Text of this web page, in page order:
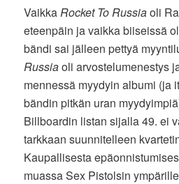
VaikkaRocket To Russiaoli
eteenpäin ja vaikka biiseissä
bändi sai jälleen pettyä
Russiaoli arvostelumenestys
mennessä myydyin albumi (ja
bändin pitkän uran
Billboardin listan sijalla 49. ei
tarkkaan suunnitelleen
Kaupallisesta
muassa Sex Pistolsin